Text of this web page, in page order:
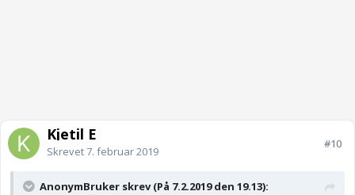
Kjetil E
Skrevet7. februar 2019
#10
AnonymBruker skrev (På 7.2.2019 den 19.13):